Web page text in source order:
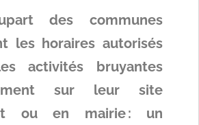
des communes
les horaires autorisés
activités bruyantes
sur leur site
ou en mairie : un